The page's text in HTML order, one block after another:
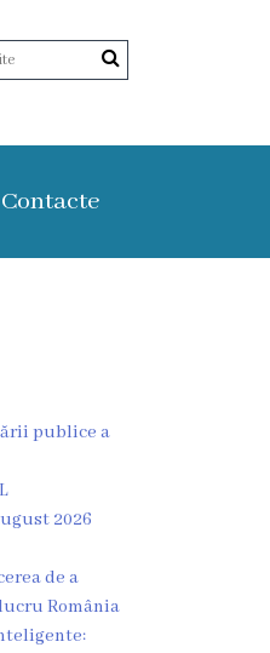
Contacte
publice a
2026
de a
România